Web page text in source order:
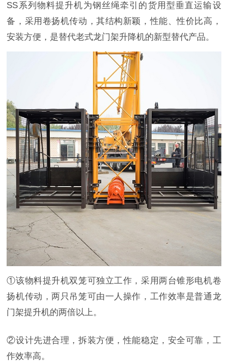
SS系列物料提升机为钢丝绳牵引的货用型垂直运输设
备，采用卷扬机传动，其结构新颖，性能、性价比高，
安装方便，是替代老式龙门架升降机的新型替代产品。
①该物料提升机双笼可独立工作，采用两台锥形电机卷
扬机传动，两只吊笼可由一人操作，工作效率是普通龙
门架提升机的两倍以上。
②设计先进合理，拆装方便，性能稳定，安全可靠，工
作效率高。